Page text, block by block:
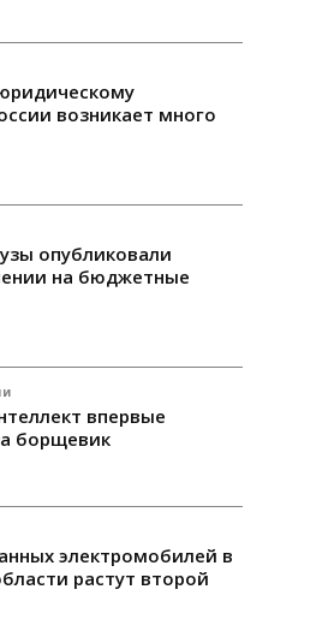
возникает много
опубликовали
на бюджетные
впервые
борщевик
электромобилей в
растут второй